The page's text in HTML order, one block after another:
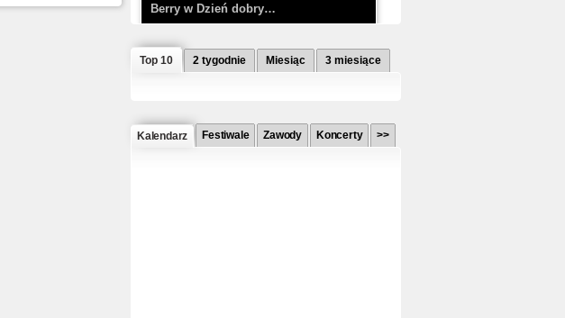
Berry w Dzień dobry…
Top 10 2 tygodnie Miesiąc 3 miesiące
Kalendarz Festiwale Zawody Koncerty >>